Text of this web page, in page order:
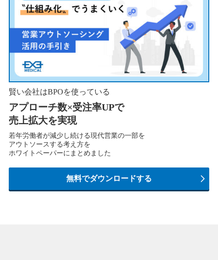
賢い会社はBPOを使っている
アプローチ数×受注率UPで
売上拡大を実現
若年労働者が減少し続ける現代営業の一部を
アウトソースする考え方を
ホワイトペーパーにまとめました
無料でダウンロードする